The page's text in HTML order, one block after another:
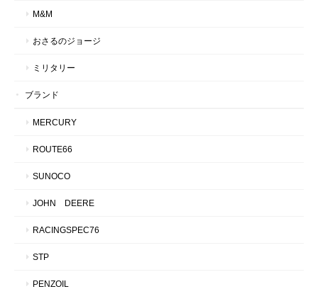
M&M
おさるのジョージ
ミリタリー
ブランド
MERCURY
ROUTE66
SUNOCO
JOHN DEERE
RACINGSPEC76
STP
PENZOIL